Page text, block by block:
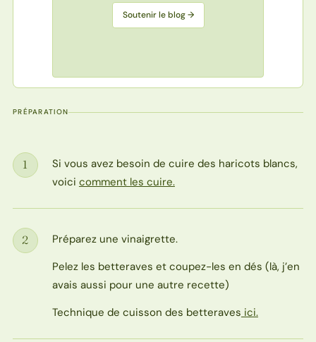
Soutenir le blog →
PRÉPARATION
Étape
1
Si vous avez besoin de cuire des haricots blancs,
voici comment les cuire.
Étape
2
Préparez une vinaigrette.
Pelez les betteraves et coupez-les en dés (là, j’en
avais aussi pour une autre recette)
Technique de cuisson des betteraves ici.